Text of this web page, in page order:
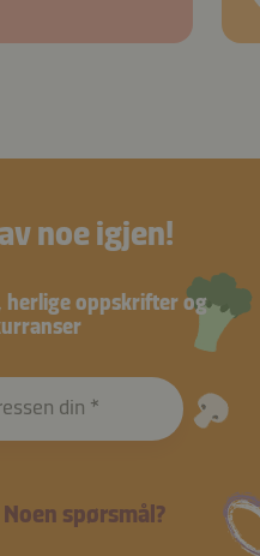
noe igjen!
herlige oppskrifter og
din
Noen spørsmål?